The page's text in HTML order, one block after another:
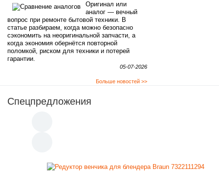
Оригинал или
аналог — вечный
вопрос при ремонте бытовой техники. В
статье разбираем, когда можно безопасно
сэкономить на неоригинальной запчасти, а
когда экономия обернётся повторной
поломкой, риском для техники и потерей
гарантии.
05-07-2026
Больше новостей >>
Спецпредложения